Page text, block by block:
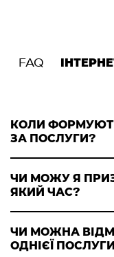
FAQ
КОЛИ
ЗА ПОСЛУГИ?
ЧИ МОЖУ Я
ЯКИЙ ЧАС?
ЧИ МОЖНА
ОДНІЄЇ